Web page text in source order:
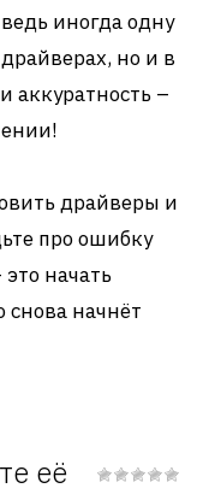
иногда одну
но и в
аккуратность –
драйверы и
про ошибку
начать
снова начнёт
её